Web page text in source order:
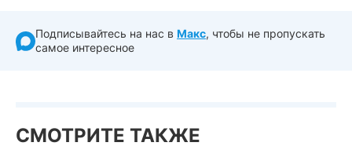
Подписывайтесь на нас в Макс, чтобы не пропускать
самое интересное
СМОТРИТЕ ТАКЖЕ